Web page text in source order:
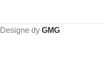
Designe dy GMG